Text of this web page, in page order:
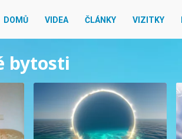
DOMŮ VIDEA ČLÁNKY VIZITKY
bytosti